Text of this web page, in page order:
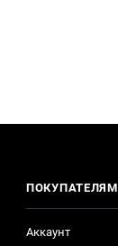
ПОКУПАТЕЛЯМ
Аккаунт